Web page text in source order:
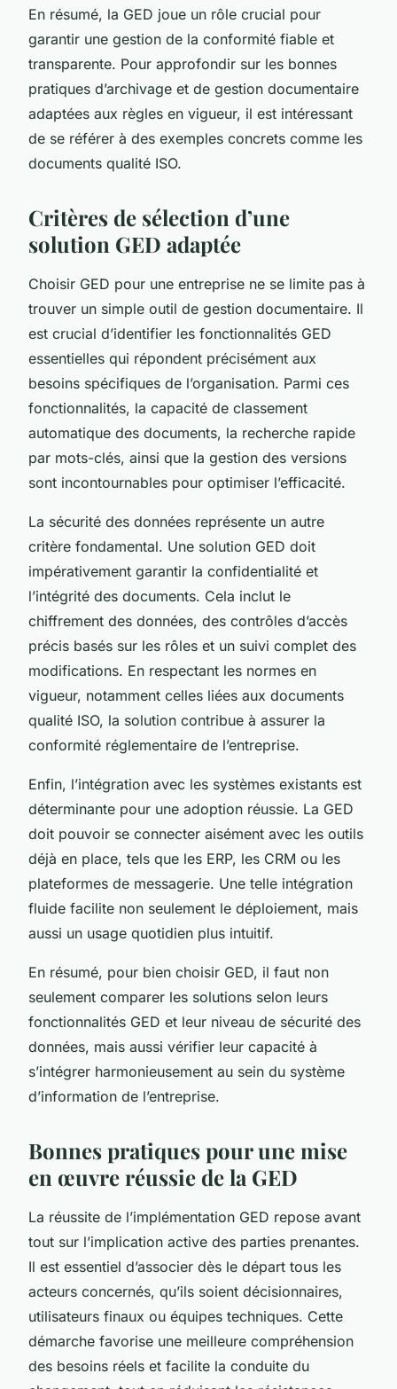
En résumé, la GED joue un rôle crucial pour
garantir une gestion de la conformité fiable et
transparente. Pour approfondir sur les bonnes
pratiques d’archivage et de gestion documentaire
adaptées aux règles en vigueur, il est intéressant
de se référer à des exemples concrets comme les
documents qualité ISO.
Critères de sélection d’une
solution GED adaptée
Choisir GED pour une entreprise ne se limite pas à
trouver un simple outil de gestion documentaire. Il
est crucial d’identifier les fonctionnalités GED
essentielles qui répondent précisément aux
besoins spécifiques de l’organisation. Parmi ces
fonctionnalités, la capacité de classement
automatique des documents, la recherche rapide
par mots-clés, ainsi que la gestion des versions
sont incontournables pour optimiser l’efficacité.
La sécurité des données représente un autre
critère fondamental. Une solution GED doit
impérativement garantir la confidentialité et
l’intégrité des documents. Cela inclut le
chiffrement des données, des contrôles d’accès
précis basés sur les rôles et un suivi complet des
modifications. En respectant les normes en
vigueur, notamment celles liées aux documents
qualité ISO, la solution contribue à assurer la
conformité réglementaire de l’entreprise.
Enfin, l’intégration avec les systèmes existants est
déterminante pour une adoption réussie. La GED
doit pouvoir se connecter aisément avec les outils
déjà en place, tels que les ERP, les CRM ou les
plateformes de messagerie. Une telle intégration
fluide facilite non seulement le déploiement, mais
aussi un usage quotidien plus intuitif.
En résumé, pour bien choisir GED, il faut non
seulement comparer les solutions selon leurs
fonctionnalités GED et leur niveau de sécurité des
données, mais aussi vérifier leur capacité à
s’intégrer harmonieusement au sein du système
d’information de l’entreprise.
Bonnes pratiques pour une mise
en œuvre réussie de la GED
La réussite de l’implémentation GED repose avant
tout sur l’implication active des parties prenantes.
Il est essentiel d’associer dès le départ tous les
acteurs concernés, qu’ils soient décisionnaires,
utilisateurs finaux ou équipes techniques. Cette
démarche favorise une meilleure compréhension
des besoins réels et facilite la conduite du